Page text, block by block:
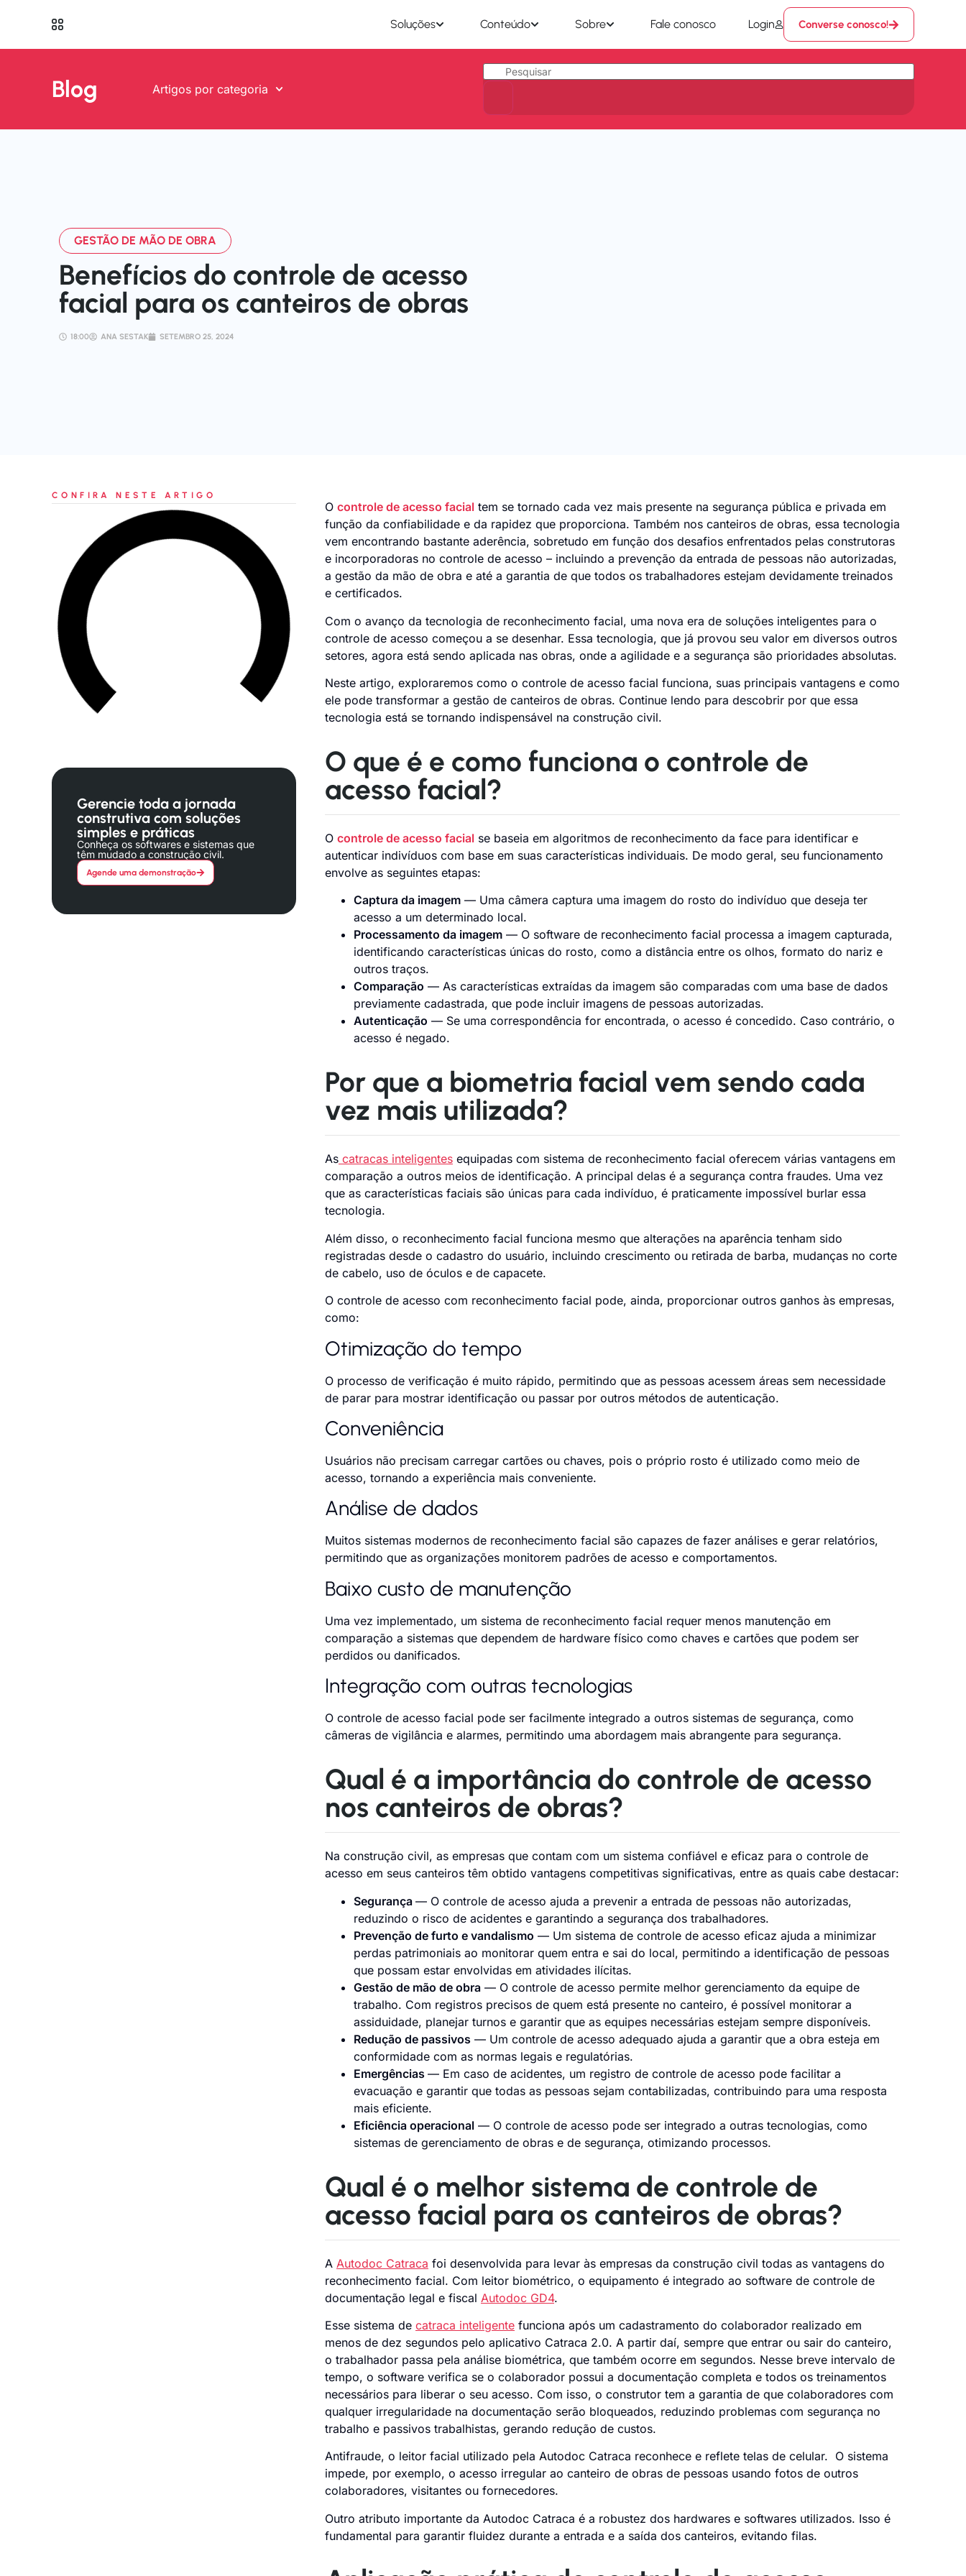
Soluções Conteúdo Sobre Fale conosco Login Converse conosco!
Blog Artigos por categoria
Benefícios do controle de acesso
facial para os canteiros de obras
18:00 ANA SESTAK SETEMBRO 25, 2024
CONFIRA NESTE ARTIGO
Gerencie toda a jornada
construtiva com soluções
simples e práticas
Conheça os softwares e sistemas que
têm mudado a construção civil.
Agende uma demonstração
O controle de acesso facial tem se tornado cada vez mais presente na segurança pública e privada em
função da confiabilidade e da rapidez que proporciona. Também nos canteiros de obras, essa tecnologia
vem encontrando bastante aderência, sobretudo em função dos desafios enfrentados pelas construtoras
e incorporadoras no controle de acesso – incluindo a prevenção da entrada de pessoas não autorizadas,
a gestão da mão de obra e até a garantia de que todos os trabalhadores estejam devidamente treinados
e certificados.
Com o avanço da tecnologia de reconhecimento facial, uma nova era de soluções inteligentes para o
controle de acesso começou a se desenhar. Essa tecnologia, que já provou seu valor em diversos outros
setores, agora está sendo aplicada nas obras, onde a agilidade e a segurança são prioridades absolutas.
Neste artigo, exploraremos como o controle de acesso facial funciona, suas principais vantagens e como
ele pode transformar a gestão de canteiros de obras. Continue lendo para descobrir por que essa
tecnologia está se tornando indispensável na construção civil.
O que é e como funciona o controle de
acesso facial?
O controle de acesso facial se baseia em algoritmos de reconhecimento da face para identificar e
autenticar indivíduos com base em suas características individuais. De modo geral, seu funcionamento
envolve as seguintes etapas:
Captura da imagem — Uma câmera captura uma imagem do rosto do indivíduo que deseja ter
acesso a um determinado local.
Processamento da imagem — O software de reconhecimento facial processa a imagem capturada,
identificando características únicas do rosto, como a distância entre os olhos, formato do nariz e
outros traços.
Comparação — As características extraídas da imagem são comparadas com uma base de dados
previamente cadastrada, que pode incluir imagens de pessoas autorizadas.
Autenticação — Se uma correspondência for encontrada, o acesso é concedido. Caso contrário, o
acesso é negado.
Por que a biometria facial vem sendo cada
vez mais utilizada?
As catracas inteligentes equipadas com sistema de reconhecimento facial oferecem várias vantagens em
comparação a outros meios de identificação. A principal delas é a segurança contra fraudes. Uma vez
que as características faciais são únicas para cada indivíduo, é praticamente impossível burlar essa
tecnologia.
Além disso, o reconhecimento facial funciona mesmo que alterações na aparência tenham sido
registradas desde o cadastro do usuário, incluindo crescimento ou retirada de barba, mudanças no corte
de cabelo, uso de óculos e de capacete.
O controle de acesso com reconhecimento facial pode, ainda, proporcionar outros ganhos às empresas,
como:
Otimização do tempo
O processo de verificação é muito rápido, permitindo que as pessoas acessem áreas sem necessidade
de parar para mostrar identificação ou passar por outros métodos de autenticação.
Conveniência
Usuários não precisam carregar cartões ou chaves, pois o próprio rosto é utilizado como meio de
acesso, tornando a experiência mais conveniente.
Análise de dados
Muitos sistemas modernos de reconhecimento facial são capazes de fazer análises e gerar relatórios,
permitindo que as organizações monitorem padrões de acesso e comportamentos.
Baixo custo de manutenção
Uma vez implementado, um sistema de reconhecimento facial requer menos manutenção em
comparação a sistemas que dependem de hardware físico como chaves e cartões que podem ser
perdidos ou danificados.
Integração com outras tecnologias
O controle de acesso facial pode ser facilmente integrado a outros sistemas de segurança, como
câmeras de vigilância e alarmes, permitindo uma abordagem mais abrangente para segurança.
Qual é a importância do controle de acesso
nos canteiros de obras?
Na construção civil, as empresas que contam com um sistema confiável e eficaz para o controle de
acesso em seus canteiros têm obtido vantagens competitivas significativas, entre as quais cabe destacar:
Segurança — O controle de acesso ajuda a prevenir a entrada de pessoas não autorizadas,
reduzindo o risco de acidentes e garantindo a segurança dos trabalhadores.
Prevenção de furto e vandalismo — Um sistema de controle de acesso eficaz ajuda a minimizar
perdas patrimoniais ao monitorar quem entra e sai do local, permitindo a identificação de pessoas
que possam estar envolvidas em atividades ilícitas.
Gestão de mão de obra — O controle de acesso permite melhor gerenciamento da equipe de
trabalho. Com registros precisos de quem está presente no canteiro, é possível monitorar a
assiduidade, planejar turnos e garantir que as equipes necessárias estejam sempre disponíveis.
Redução de passivos — Um controle de acesso adequado ajuda a garantir que a obra esteja em
conformidade com as normas legais e regulatórias.
Emergências — Em caso de acidentes, um registro de controle de acesso pode facilitar a
evacuação e garantir que todas as pessoas sejam contabilizadas, contribuindo para uma resposta
mais eficiente.
Eficiência operacional — O controle de acesso pode ser integrado a outras tecnologias, como
sistemas de gerenciamento de obras e de segurança, otimizando processos.
Qual é o melhor sistema de controle de
acesso facial para os canteiros de obras?
A Autodoc Catraca foi desenvolvida para levar às empresas da construção civil todas as vantagens do
reconhecimento facial. Com leitor biométrico, o equipamento é integrado ao software de controle de
documentação legal e fiscal Autodoc GD4.
Esse sistema de catraca inteligente funciona após um cadastramento do colaborador realizado em
menos de dez segundos pelo aplicativo Catraca 2.0. A partir daí, sempre que entrar ou sair do canteiro,
o trabalhador passa pela análise biométrica, que também ocorre em segundos. Nesse breve intervalo de
tempo, o software verifica se o colaborador possui a documentação completa e todos os treinamentos
necessários para liberar o seu acesso. Com isso, o construtor tem a garantia de que colaboradores com
qualquer irregularidade na documentação serão bloqueados, reduzindo problemas com segurança no
trabalho e passivos trabalhistas, gerando redução de custos.
Antifraude, o leitor facial utilizado pela Autodoc Catraca reconhece e reflete telas de celular. O sistema
impede, por exemplo, o acesso irregular ao canteiro de obras de pessoas usando fotos de outros
colaboradores, visitantes ou fornecedores.
Outro atributo importante da Autodoc Catraca é a robustez dos hardwares e softwares utilizados. Isso é
fundamental para garantir fluidez durante a entrada e a saída dos canteiros, evitando filas.